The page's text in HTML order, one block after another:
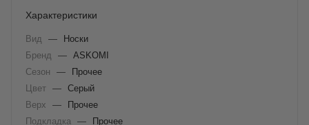
Характеристики
Вид —
Носки
Бренд
— ASKOMI
Сезон
—
Прочее
Цвет — Серый
Верх
—
Прочее
Подкладка
—
Прочее